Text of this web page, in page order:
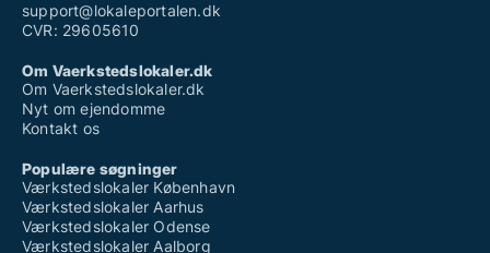
support@lokaleportalen.dk
CVR: 29605610
Om Vaerkstedslokaler.dk
Om Vaerkstedslokaler.dk
Nyt om ejendomme
Kontakt os
Populære søgninger
Værkstedslokaler København
Værkstedslokaler Aarhus
Værkstedslokaler Odense
Værkstedslokaler Aalborg